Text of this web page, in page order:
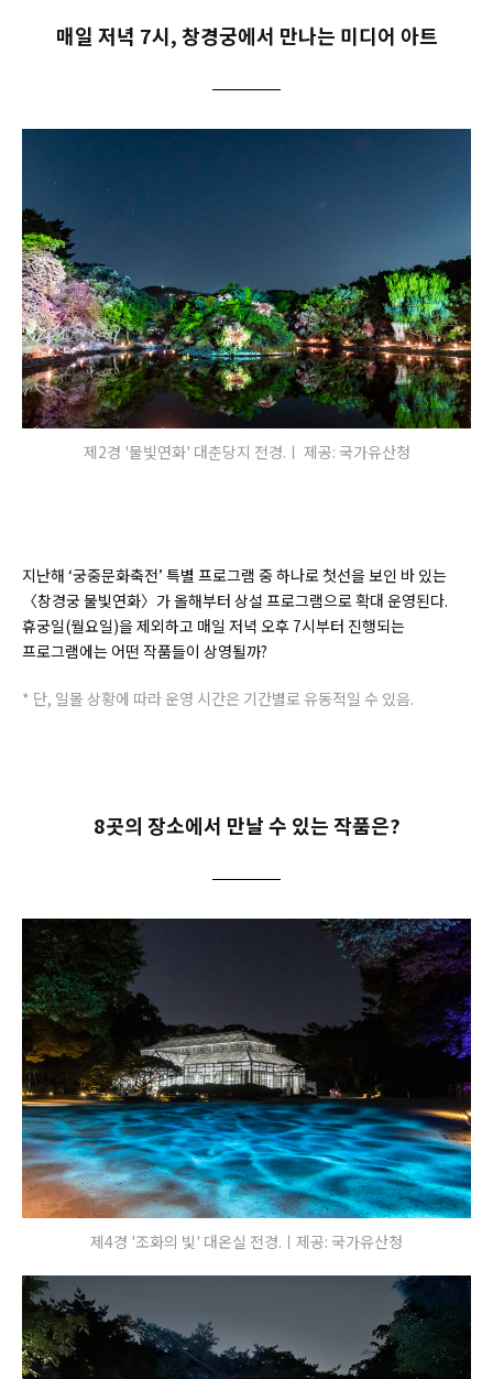
매일 저녁 7시, 창경궁에서 만나는 미디어 아트
제2경 '물빛연화' 대춘당지 전경.ㅣ 제공: 국가유산청
지난해 ‘궁중문화축전’ 특별 프로그램 중 하나로 첫선을 보인 바 있는
〈창경궁 물빛연화〉가 올해부터 상설 프로그램으로 확대 운영된다.
휴궁일(월요일)을 제외하고 매일 저녁 오후 7시부터 진행되는
프로그램에는 어떤 작품들이 상영될까?
* 단, 일몰 상황에 따라 운영 시간은 기간별로 유동적일 수 있음.
8곳의 장소에서 만날 수 있는 작품은?
제4경 '조화의 빛' 대온실 전경.ㅣ제공: 국가유산청